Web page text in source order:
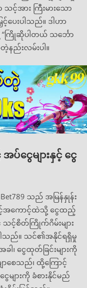
သင့်အား ကြီးမားသော
င့်ပေးပါသည်။ ဒါဟာ
“ကြိုဆိုပါတယ် သင်္ဘော
နည်းလမ်းပါ။
ပ်ငွေများနှင့် ငွေ
သည် အမြန်နှုန်း
င့်အကောင့်ထဲသို့ ငွေထည့်
င့်စိတ်ကြိုက်ဂိမ်းများ
ါသည်။ သင်၏အနိုင်ရရှိမှု
၊ ငွေထုတ်ခြင်းများကို
ာစေသည်၊ ထို့ကြောင့်
များကို ခံစားနိုင်မည်